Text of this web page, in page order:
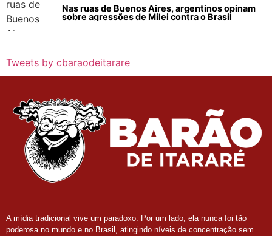
Nas ruas de Buenos Aires, argentinos opinam
sobre agressões de Milei contra o Brasil
Tweets by cbaraodeitarare
A mídia tradicional vive um paradoxo. Por um lado, ela nunca foi tão
poderosa no mundo e no Brasil, atingindo níveis de concentração sem